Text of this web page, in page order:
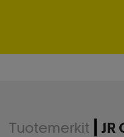
Tuotemerkit JR